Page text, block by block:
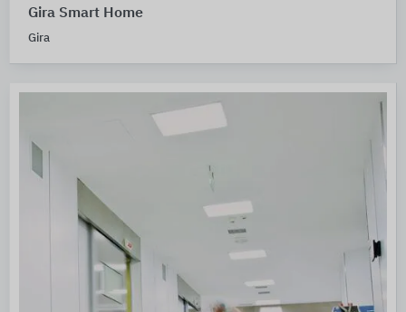
Gira Smart Home
Gira